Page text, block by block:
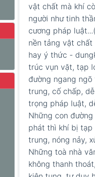
vật chất mà khí
người như tinh
cương pháp
nền tảng vật
hay ý thức -
trúc vụn vặt, tạp
đường ngang
trung, cố chấp,
trọng pháp luật,
Những con
phát thì khí bị tạp
trung, nóng nảy,
Những toà nhà
không thanh